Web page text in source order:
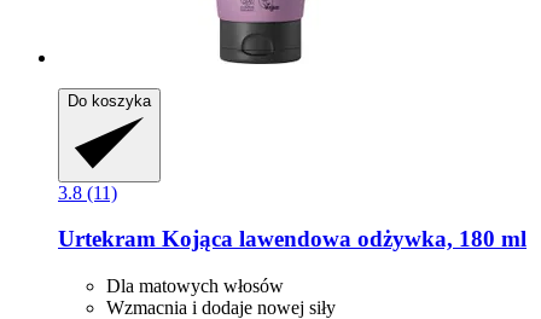
Do koszyka
3.8 (11)
Urtekram Kojąca lawendowa odżywka, 180 ml
Dla matowych włosów
Wzmacnia i dodaje nowej siły